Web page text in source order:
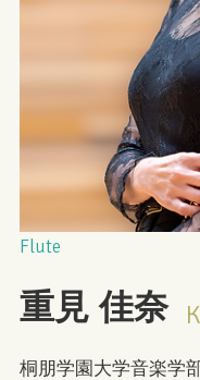
Flute
重見 佳奈
桐朋学園大学音楽学